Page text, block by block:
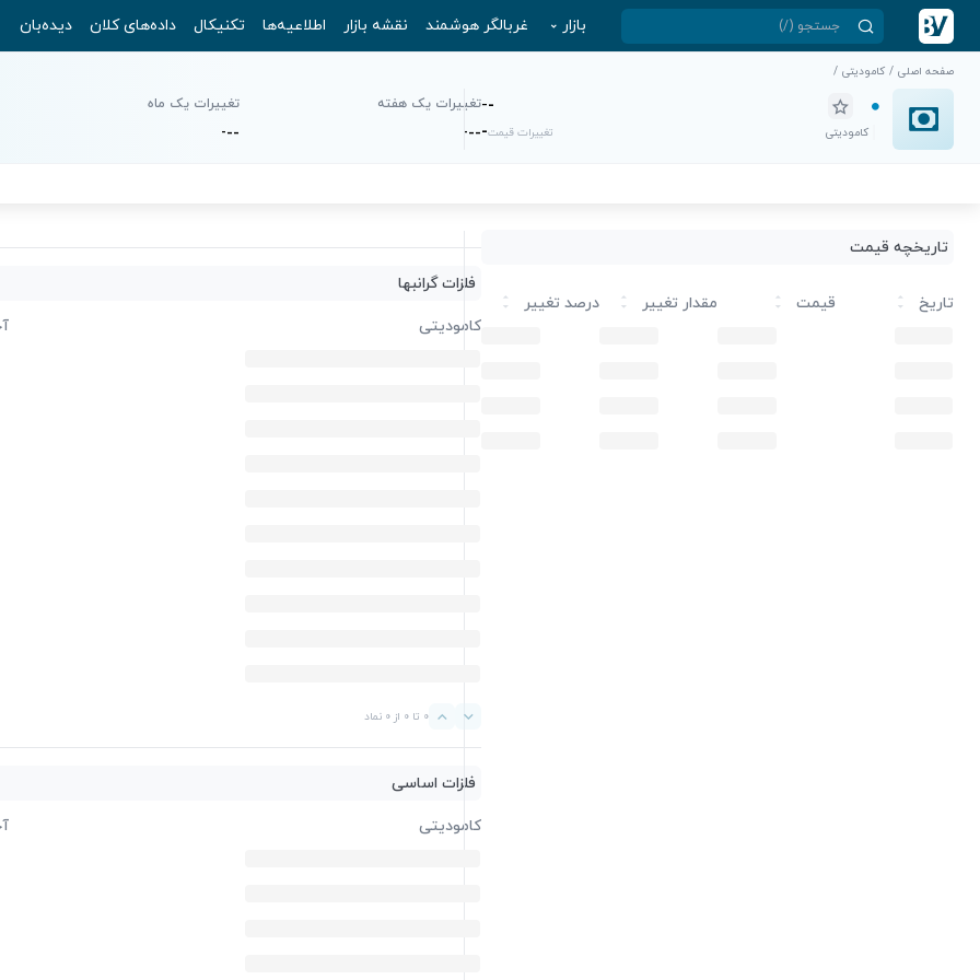
بازار غربالگر هوشمند نقشه بازار اطلاعیه‌ها تکنیکال داده‌های کلان دیده‌بان
صفحه اصلی / کامودیتی /
-
-
کامودیتی تغییرات قیمت-
تغییرات یک هفته
-
-
-
تغییرات یک ماه
-
-
-
تاریخچه قیمت
تاریخ قیمت مقدار تغییر درصد تغییر
فلزات گرانبها
کامودیتی
0 تا 0 از 0 نماد
فلزات اساسی
کامودیتی